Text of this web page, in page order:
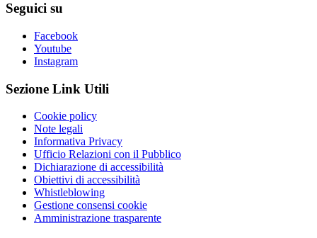
Seguici su
Facebook
Youtube
Instagram
Sezione Link Utili
Cookie policy
Note legali
Informativa Privacy
Ufficio Relazioni con il Pubblico
Dichiarazione di accessibilità
Obiettivi di accessibilità
Whistleblowing
Gestione consensi cookie
Amministrazione trasparente